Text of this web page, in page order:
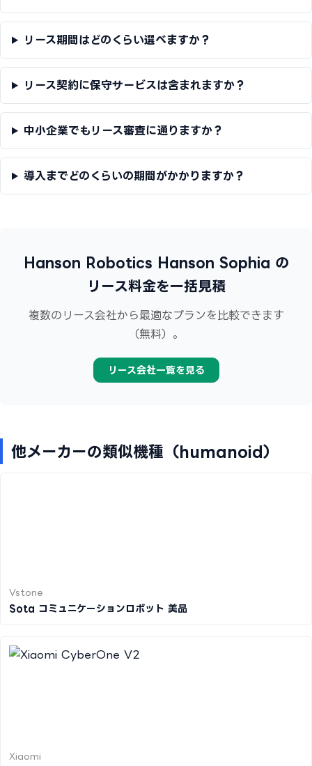
リース期間はどのくらい選べますか？
リース契約に保守サービスは含まれますか？
中小企業でもリース審査に通りますか？
導入までどのくらいの期間がかかりますか？
Hanson Robotics Hanson Sophia の
リース料金を一括見積
複数のリース会社から最適なプランを比較できます
（無料）。
リース会社一覧を見る
他メーカーの類似機種（humanoid）
Vstone
Sota コミュニケーションロボット 美品
Xiaomi